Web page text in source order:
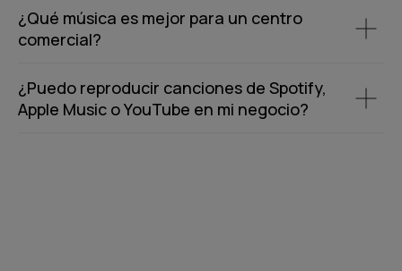
¿Qué música es mejor para un centro
comercial?
¿Puedo reproducir canciones de Spotify,
Apple Music o YouTube en mi negocio?